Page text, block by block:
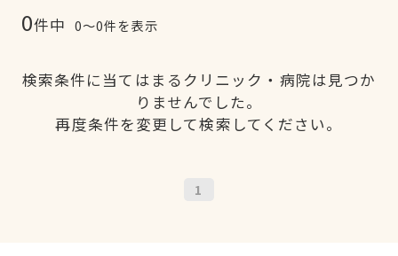
0件中 0〜0件を表示
検索条件に当てはまるクリニック・病院は見つか
りませんでした。
再度条件を変更して検索してください。
1